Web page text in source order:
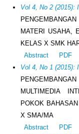
Vol 4, No 2 (2015):
MATERI USAHA,
KELAS X SMK
Abstract
PDF
Vol 4, No 1 (2015):
MULTIMEDIA
POKOK
X SMA/MA
Abstract
PDF